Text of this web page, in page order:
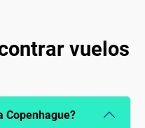
vuelos
Copenhague?